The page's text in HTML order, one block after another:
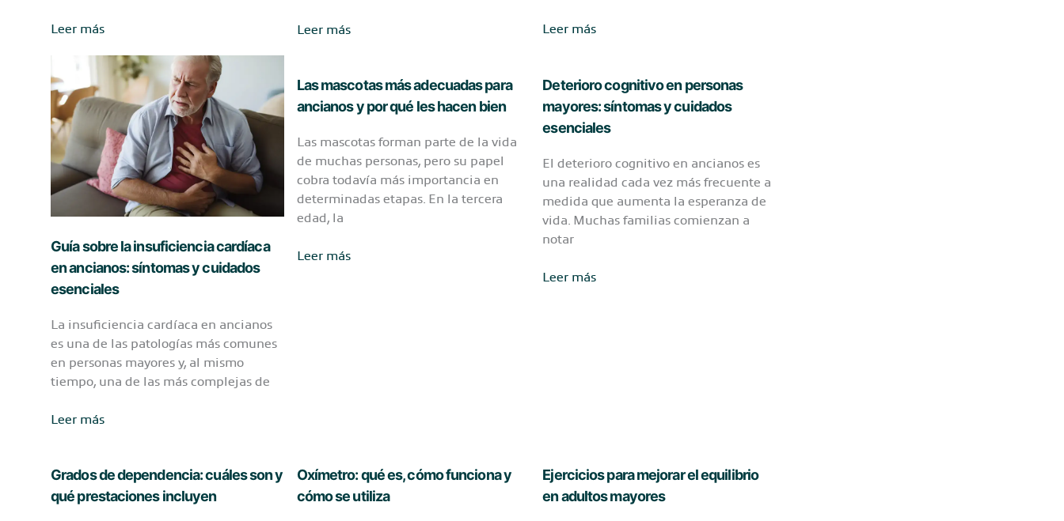
Ansiedad
mayores:
señales,
causas
y
formas
de
calmarla
Leer más
Artrosis
causas,
síntomas
cómo
aliviar
el
dolor
Leer más
Osteoporosis
cómo
detectarla,
prevenirla
tratarla
Leer más
Guía sobre la insuficiencia cardíaca
en ancianos: síntomas y cuidados
esenciales
La insuficiencia cardíaca en ancianos
es una de las patologías más comunes
en personas mayores y, al mismo
tiempo, una de las más complejas de
Guía
insuficiencia
cardíaca
Leer más
Las mascotas más adecuadas para
ancianos y por qué les hacen bien
Las mascotas forman parte de la vida
de muchas personas, pero su papel
cobra todavía más importancia en
determinadas etapas. En la tercera
edad, la
Las
Leer más
Deterioro cognitivo en personas
mayores: síntomas y cuidados
esenciales
El deterioro cognitivo en ancianos es
una realidad cada vez más frecuente a
medida que aumenta la esperanza de
vida. Muchas familias comienzan a
notar
Deterioro
Leer más
Grados de dependencia: cuáles son y
qué prestaciones incluyen
Oxímetro: qué es, cómo funciona y
cómo se utiliza
Ejercicios para mejorar el equilibrio
en adultos mayores